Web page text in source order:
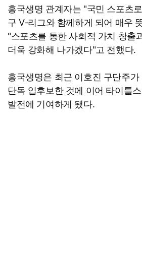
흥국생명 관계자는 "국민 스포츠
구 V-리그와 함께하게 되어 매우
"스포츠를 통한 사회적 가치 창출
더욱 강화해 나가겠다"고 전했다.
흥국생명은 최근 이호진 구단주가
단독 입후보한 것에 이어 타이틀
발전에 기여하게 됐다.